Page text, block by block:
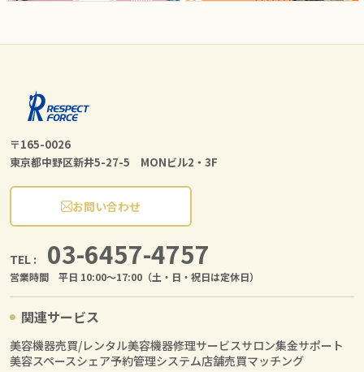
〒165-0026
東京都中野区新井5-27-5 MONビル2・3F
お問い合わせ
TEL : 03-6457-4757
営業時間 平日 10:00〜17:00（土・日・祝日は定休日）
関連サービス
美容機器売買/レンタル美容機器修理サービスサロン集金サポート
美容スペースシェア予約管理システム店舗売買マッチング